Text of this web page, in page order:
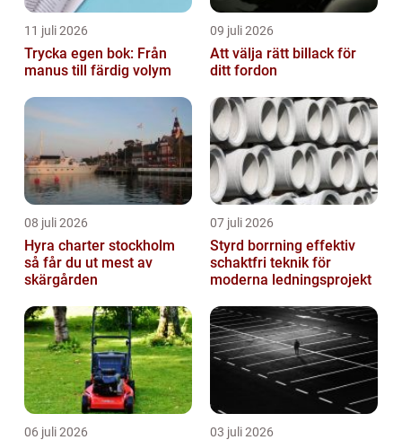
11 juli 2026
Trycka egen bok: Från
manus till färdig volym
09 juli 2026
Att välja rätt billack för
ditt fordon
08 juli 2026
Hyra charter stockholm
så får du ut mest av
skärgården
07 juli 2026
Styrd borrning effektiv
schaktfri teknik för
moderna ledningsprojekt
06 juli 2026 03 juli 2026